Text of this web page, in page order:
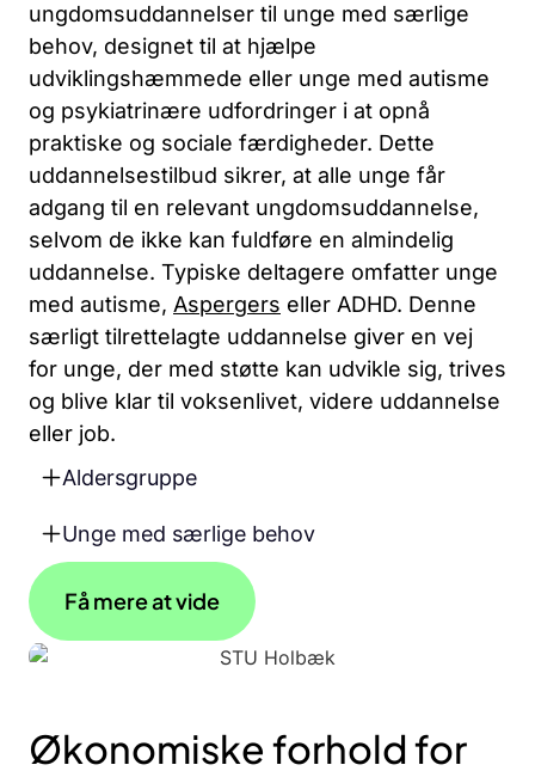
ungdomsuddannelser til unge med særlige
behov, designet til at hjælpe
udviklingshæmmede eller unge med autisme
og psykiatrinære udfordringer i at opnå
praktiske og sociale færdigheder. Dette
uddannelsestilbud sikrer, at alle unge får
adgang til en relevant ungdomsuddannelse,
selvom de ikke kan fuldføre en almindelig
uddannelse. Typiske deltagere omfatter unge
med autisme, Aspergers eller ADHD. Denne
særligt tilrettelagte uddannelse giver en vej
for unge, der med støtte kan udvikle sig, trives
og blive klar til voksenlivet, videre uddannelse
eller job.
Aldersgruppe
Unge med særlige behov
Få mere at vide
Økonomiske forhold for